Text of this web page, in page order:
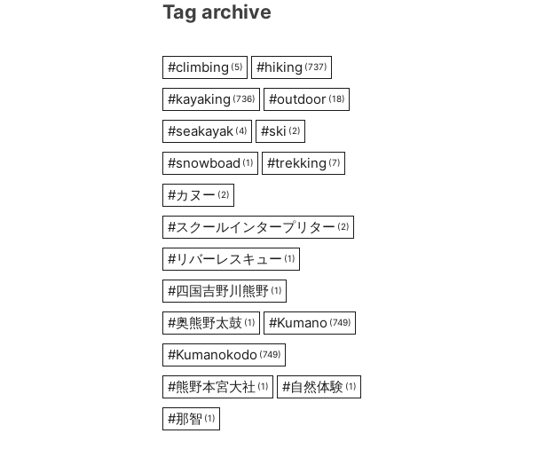
Tag archive
#climbing (5) #hiking (737)
#kayaking (736) #outdoor (18)
#seakayak (4) #ski (2)
#snowboad (1) #trekking (7)
#カヌー (2)
#スクールインタープリター (2)
#リバーレスキュー (1)
#四国吉野川熊野 (1)
#奥熊野太鼓 (1) #Kumano (749)
#Kumanokodo (749)
#熊野本宮大社 (1) #自然体験 (1)
#那智 (1)